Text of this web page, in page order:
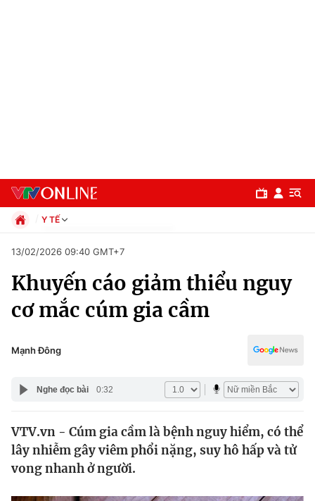
Chuyên mục
Chính trị
Xã hội
Y tế
Y TẾ
Xã hội
Pháp luật
Kinh tế
Thể thao
Văn hóa - Giải trí
Đời sống
Giáo dục
13/02/2026 09:40 GMT+7
Khuyến cáo giảm thiểu nguy
cơ mắc cúm gia cầm
Mạnh Đông
Nghe đọc bài 0:32
VTV.vn - Cúm gia cầm là bệnh nguy hiểm, có thể
lây nhiễm gây viêm phổi nặng, suy hô hấp và tử
vong nhanh ở người.